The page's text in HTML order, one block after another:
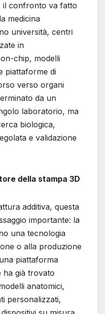
il confronto va fatto
medicina
università, centri
in
chip, modelli
piattaforme di
verso organi
da un
laboratorio, ma
biologica,
e validazione
della stampa 3D
additiva, questa
importante: la
una tecnologia
o alla produzione
piattaforma
ha già trovato
anatomici,
personalizzati,